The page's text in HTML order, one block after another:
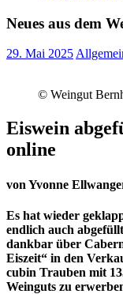
Neues aus dem
29. Mai 2025
© Weingut
Eiswein
online
von Yvonne
Es hat wieder
endlich auch
dankbar über
Eiszeit“ in den
cubin Trauben mit
Weinguts zu